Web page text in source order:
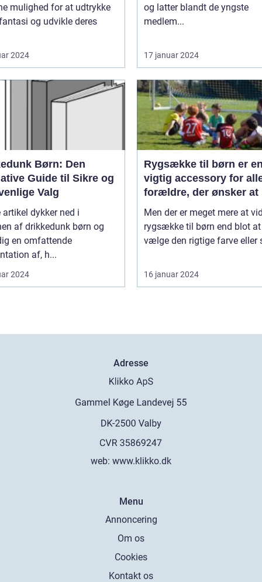
mulighed for at udtrykke
og udvikle deres
2024
og latter blandt de yngste
medlem...
17 januar 2024
Børn: Den
Guide til Sikre og
Valg
artikel dykker ned i
af drikkedunk børn og
en omfattende
af, h...
2024
Rygsække til børn er
vigtig accessory for
forældre, der ønsker at
deres barns komfort og
sikkerhed, især når de
farten
Men der er meget mere at
rygsække til børn end blot at
vælge den rigtige farve eller
16 januar 2024
Adresse
web: www.klikko.dk
Menu
Annoncering
Om os
Cookies
Kontakt os